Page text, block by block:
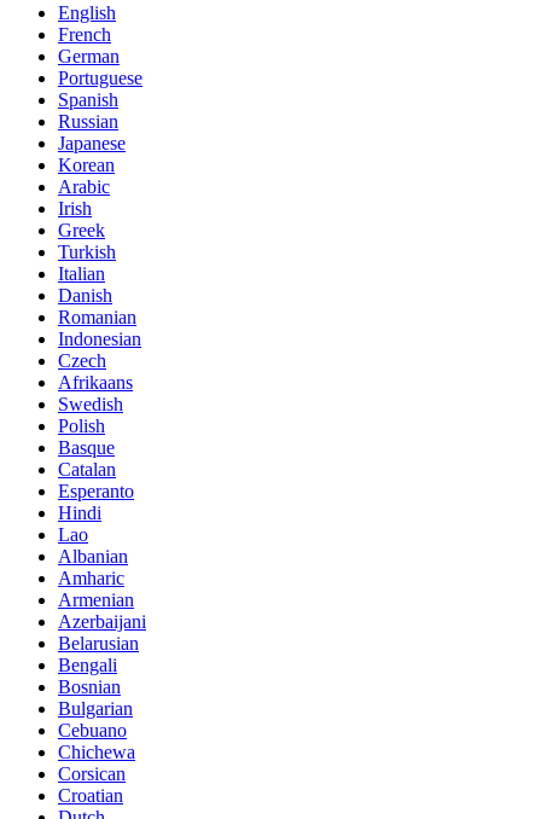
English
French
German
Portuguese
Spanish
Russian
Japanese
Korean
Arabic
Irish
Greek
Turkish
Italian
Danish
Romanian
Indonesian
Czech
Afrikaans
Swedish
Polish
Basque
Catalan
Esperanto
Hindi
Lao
Albanian
Amharic
Armenian
Azerbaijani
Belarusian
Bengali
Bosnian
Bulgarian
Cebuano
Chichewa
Corsican
Croatian